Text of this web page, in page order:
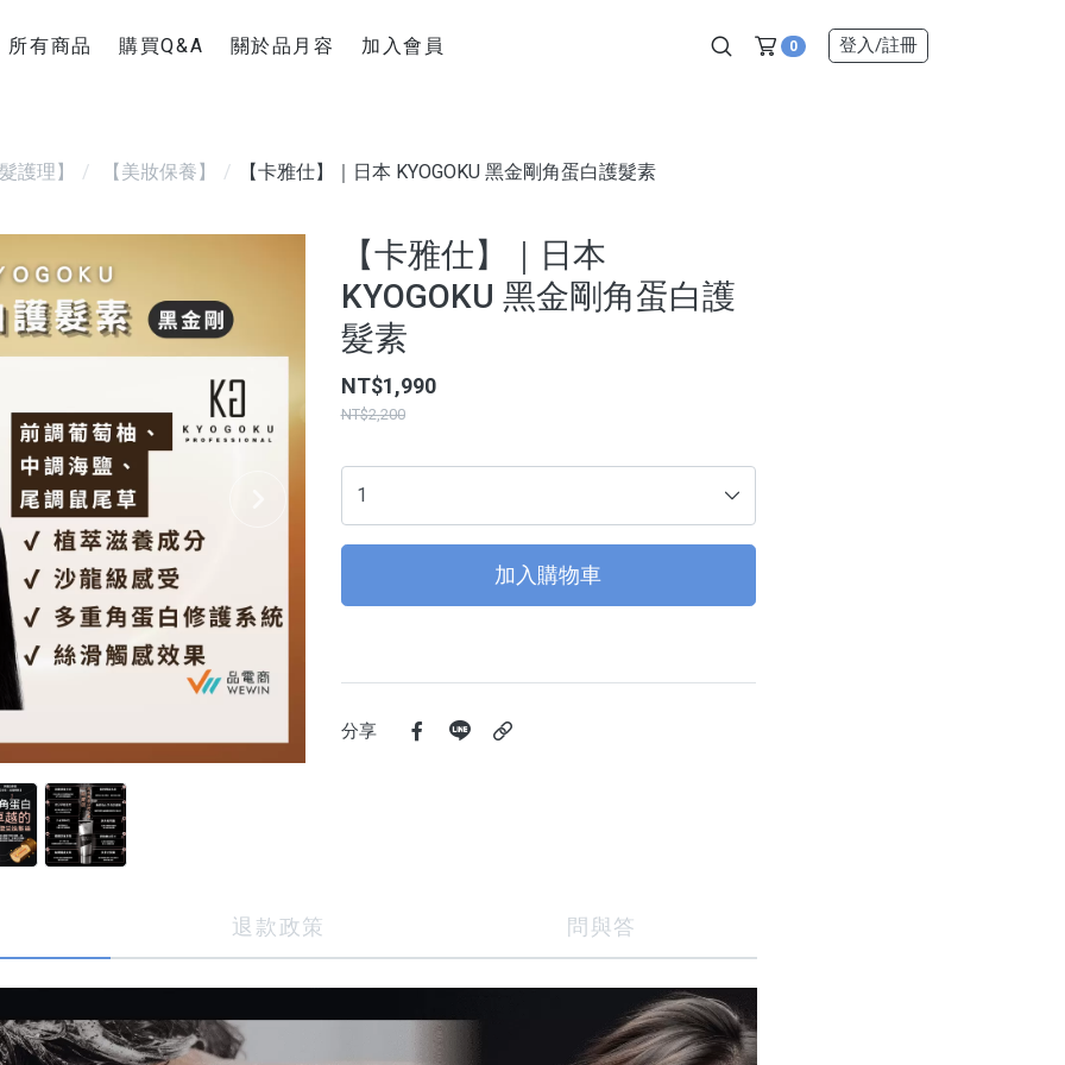
所有商品 購買Q&A
超商疫情消息
關於品月容 加入會員 0 登入/註冊
護理】 【美妝保養】 【卡雅仕】｜日本 KYOGOKU 黑金剛角蛋白護髮素
【卡雅仕】｜日本
KYOGOKU 黑金剛角蛋白護
髮素
NT$1,990
NT$2,200
加入購物車
分享
退款政策 問與答